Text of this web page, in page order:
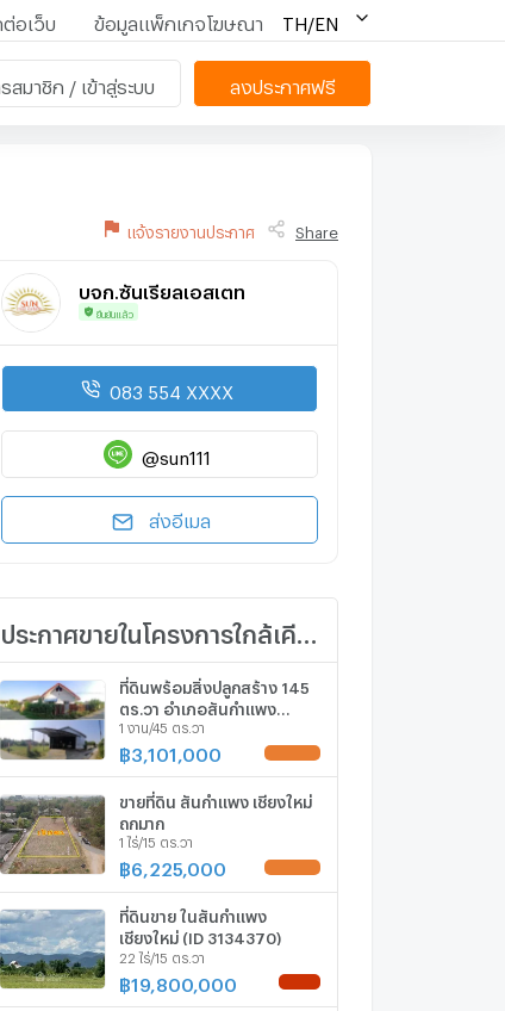
อเว็บ ข้อมูลแพ็กเกจโฆษณา TH/EN
สมาชิก / เข้าสู่ระบบ ลงประกาศฟรี
แจ้งรายงานประกาศ Share
บจก.ซันเรียลเอสเตท
ยืนยันแล้ว
083 554 XXXX
@sun111
ส่งอีเมล
ที่ดินพร้อมสิ่งปลูกสร้าง 145
ตร.วา อำเภอสันกำแพง
จังหวัดเชียงใหม่ 3.1M
1 งาน/45 ตร.วา
฿3,101,000
ขายที่ดิน สันกำแพง เชียงใหม่
ถูกมาก
1 ไร่/15 ตร.วา
฿6,225,000
ที่ดินขาย ในสันกำแพง
เชียงใหม่ (ID 3134370)
22 ไร่/15 ตร.วา
฿19,800,000